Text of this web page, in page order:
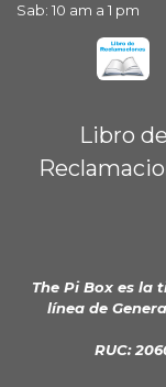
Sab: 10 am a 1 pm
Libro de
The Pi Box es la
línea de
RUC: